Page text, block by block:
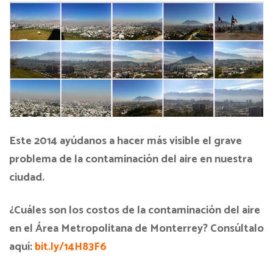
Este 2014 ayúdanos a hacer más visible el grave
problema de la contaminación del aire en nuestra
ciudad.
¿Cuáles son los costos de la contaminación del aire
en el Área Metropolitana de Monterrey? Consúltalo
aquí:bit.ly/14H83F6